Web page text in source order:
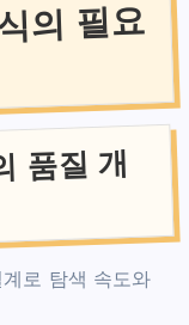
의 필요
품질 개
로 탐색 속도와